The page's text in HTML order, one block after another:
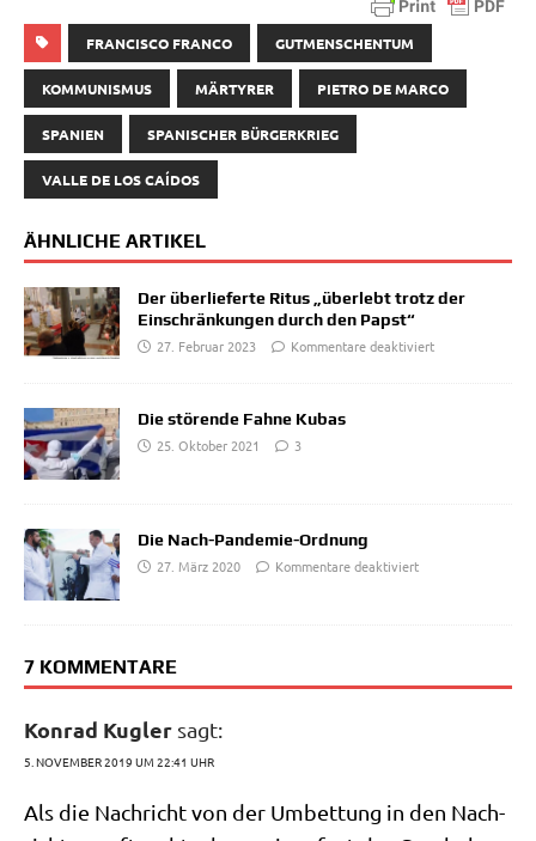
FRANCISCO FRANCO GUTMENSCHENTUM
KOMMUNISMUS MÄRTYRER PIETRO DE MARCO
SPANIEN SPANISCHER BÜRGERKRIEG
VALLE DE LOS CAÍDOS
ÄHNLICHE ARTIKEL
Der überlieferte Ritus „überlebt trotz der
Einschränkungen durch den Papst“
27. Februar 2023
Kommentare deaktiviert
Die störende Fahne Kubas
25. Oktober 2021
3
Die Nach-Pandemie-Ordnung
27. März 2020
Kommentare deaktiviert
7 KOMMENTARE
Konrad Kugler sagt:
5. NOVEMBER 2019 UM 22:41 UHR
Als die Nach­richt von der Umbet­tung in den Nach­